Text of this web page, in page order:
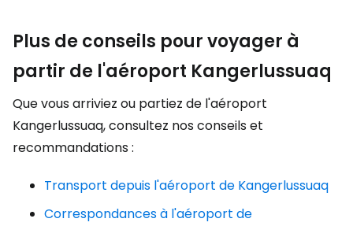
Plus de conseils pour voyager à
partir de l'aéroport Kangerlussuaq
Que vous arriviez ou partiez de l'aéroport
Kangerlussuaq, consultez nos conseils et
recommandations :
Transport depuis l'aéroport de Kangerlussuaq
Correspondances à l'aéroport de